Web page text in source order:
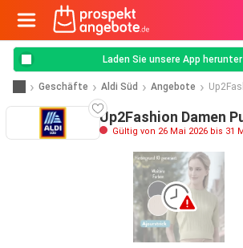
Laden Sie unsere App
Geschäfte Aldi Süd Angebote
Up2Fashion Damen
Gültig von 26 Mai 2026 bis 31